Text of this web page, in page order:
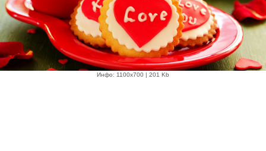
Инфо: 1100х700 | 201 Kb